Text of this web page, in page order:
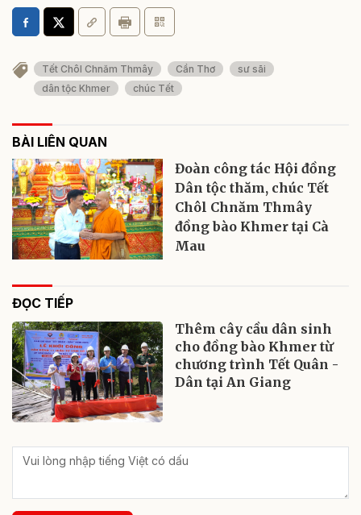
Tết Chôl Chnăm Thmây Cần Thơ
sư sãi
dân tộc Khmer
chúc Tết
BÀI LIÊN QUAN
Đoàn công tác Hội đồng
Dân tộc thăm, chúc Tết
Chôl Chnăm Thmây
đồng bào Khmer tại Cà
Mau
ĐỌC TIẾP
Thêm cây cầu dân sinh
cho đồng bào Khmer từ
chương trình Tết Quân -
Dân tại An Giang